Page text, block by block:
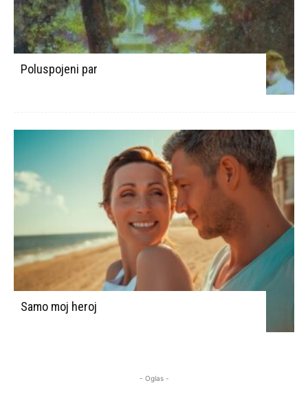
Poluspojeni par
Samo moj heroj
- Oglas -